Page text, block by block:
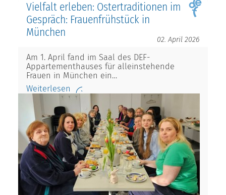
Vielfalt erleben: Ostertraditionen im
Gespräch: Frauenfrühstück in
München
02. April 2026
Am 1. April fand im Saal des DEF-
Appartementhauses für alleinstehende
Frauen in München ein…
Weiterlesen